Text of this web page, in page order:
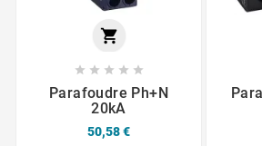

    
Parafoudre Ph+N
20kA
50,58 €